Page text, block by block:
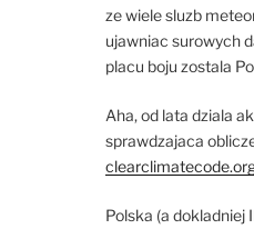
ze wiele sluzb
ujawniac surowych
placu boju zostala
Aha, od lata dziala
sprawdzajaca
Polska (a dokladniej